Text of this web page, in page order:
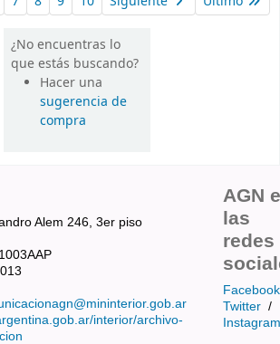
¿No encuentras lo
que estás buscando?
Hacer una
sugerencia de
compra
Alem 246, 3er piso
interior/archivo-
AGN
las
redes
Facebook
Twitter /
Instagram